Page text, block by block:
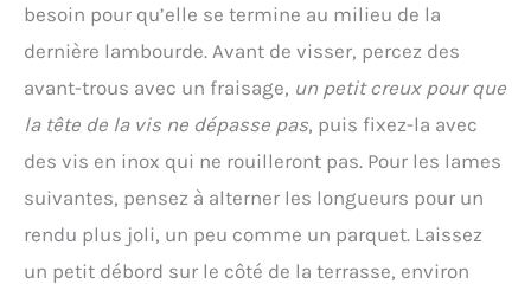
besoin pour qu’elle se termine au milieu de la
dernière lambourde. Avant de visser, percez des
avant-trous avec un fraisage, un petit creux pour que
la tête de la vis ne dépasse pas, puis fixez-la avec
des vis en inox qui ne rouilleront pas. Pour les lames
suivantes, pensez à alterner les longueurs pour un
rendu plus joli, un peu comme un parquet. Laissez
un petit débord sur le côté de la terrasse, environ